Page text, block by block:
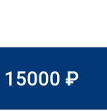
15000 ₽